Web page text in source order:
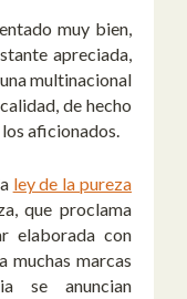
muy bien,
apreciada,
multinacional
de hecho
aficionados.
ley de la pureza
que proclama
elaborada con
muchas marcas
se anuncian